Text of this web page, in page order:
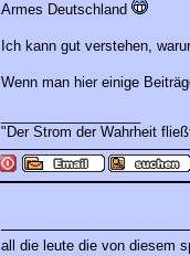
Armes Deutschland
Ich kann gut verstehen,
Wenn man hier einige
"Der Strom der Wahrheit
all die leute die von diesem